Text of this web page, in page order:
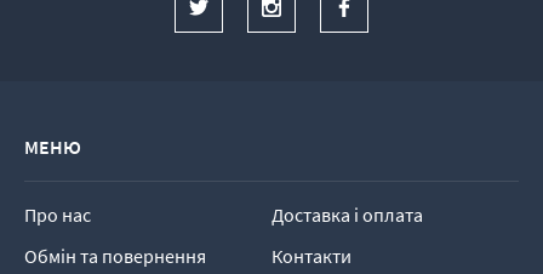
МЕНЮ
Про нас
Доставка і оплата
Обмін та повернення
Контакти